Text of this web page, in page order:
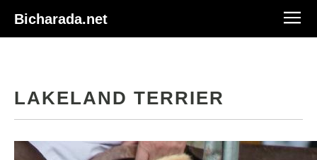
Bicharada.net
LAKELAND TERRIER